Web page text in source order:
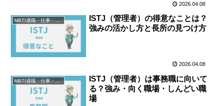
2026.04.08
MBTI適職・仕事・資格
ISTJ（管理者）の得意なことは？
強みの活かし方と長所の見つけ方
2026.04.08
MBTI適職・仕事・資格
ISTJ（管理者）は事務職に向いて
る？強み・向く職場・しんどい職
場